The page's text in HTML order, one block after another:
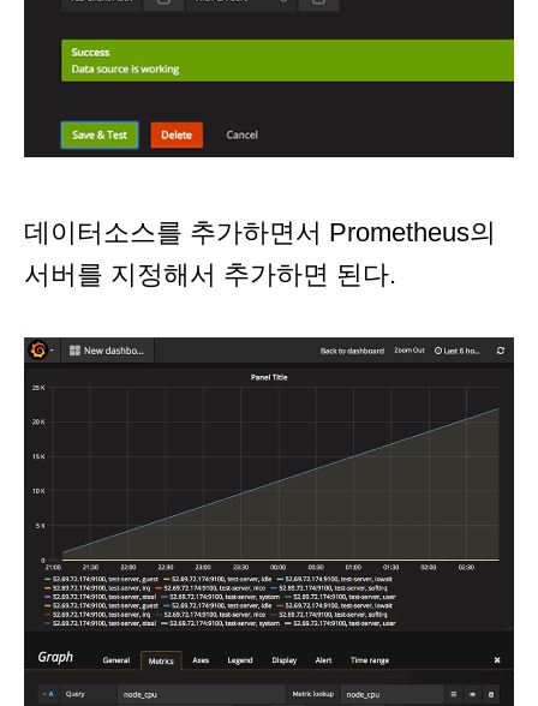
데이터소스를 추가하면서 Prometheus의
서버를 지정해서 추가하면 된다.